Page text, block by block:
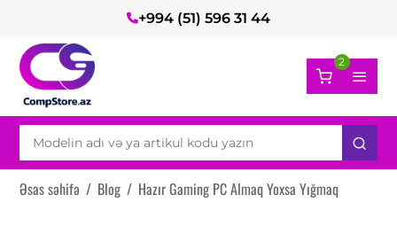
+994 (51) 596 31 44
2
Əsas səhifə / Blog / Hazır Gaming PC Almaq Yoxsa Yığmaq